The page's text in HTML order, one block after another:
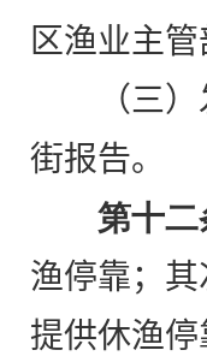
区渔业主管
（三
街报告。
第十二
渔停靠；
提供休渔停